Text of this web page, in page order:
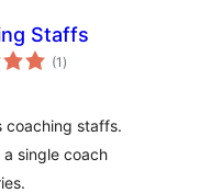
Staffs
(1 valoraciones
en
)
coaching staffs.
single coach